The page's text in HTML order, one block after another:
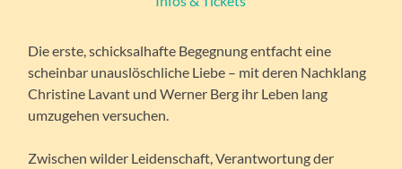
Die erste, schicksalhafte Begegnung entfacht eine
scheinbar unauslöschliche Liebe – mit deren Nachklang
Christine Lavant und Werner Berg ihr Leben lang
umzugehen versuchen.
Zwischen wilder Leidenschaft, Verantwortung der